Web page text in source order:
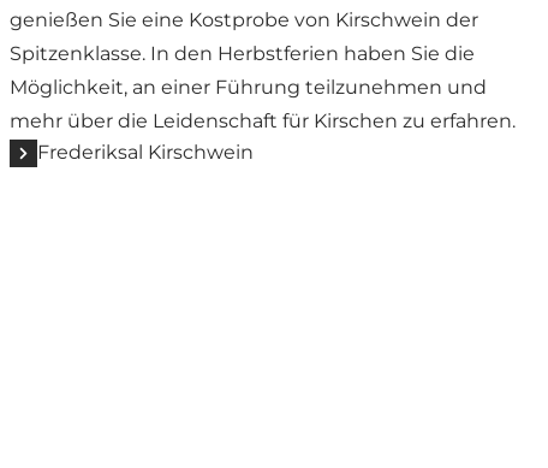
genießen Sie eine Kostprobe von Kirschwein der
Spitzenklasse. In den Herbstferien haben Sie die
Möglichkeit, an einer Führung teilzunehmen und
mehr über die Leidenschaft für Kirschen zu erfahren.
Frederiksal Kirschwein